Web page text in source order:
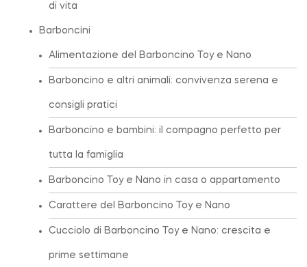
di vita
Barboncini
Alimentazione del Barboncino Toy e Nano
Barboncino e altri animali: convivenza serena e
consigli pratici
Barboncino e bambini: il compagno perfetto per
tutta la famiglia
Barboncino Toy e Nano in casa o appartamento
Carattere del Barboncino Toy e Nano
Cucciolo di Barboncino Toy e Nano: crescita e
prime settimane